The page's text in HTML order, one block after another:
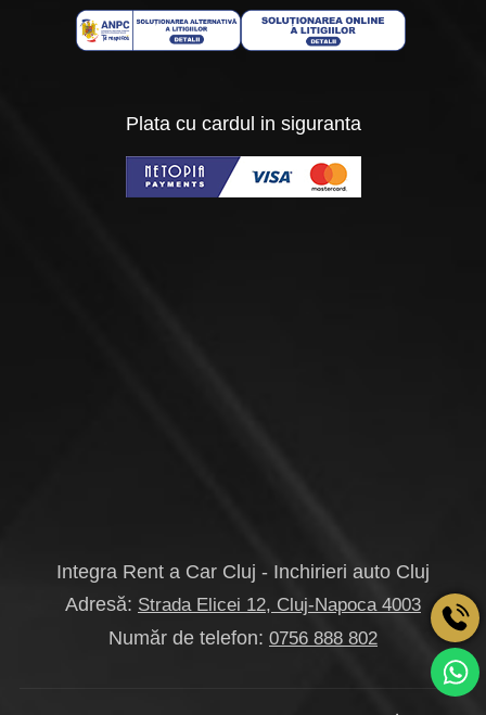
Plata cu cardul in siguranta
Integra Rent a Car Cluj - Inchirieri auto Cluj
Adresă: Strada Elicei 12, Cluj-Napoca 4003
Număr de telefon: 0756 888 802